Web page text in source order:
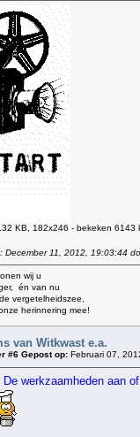
KB, 182x246 - bekeken 6143
December 11, 2012, 19:03:44
wij u
én van nu
vergetelheidszee,
herinnering mee!
van Witkwast e.a.
#6 Gepost op: Februari 07,
werkzaamheden aan